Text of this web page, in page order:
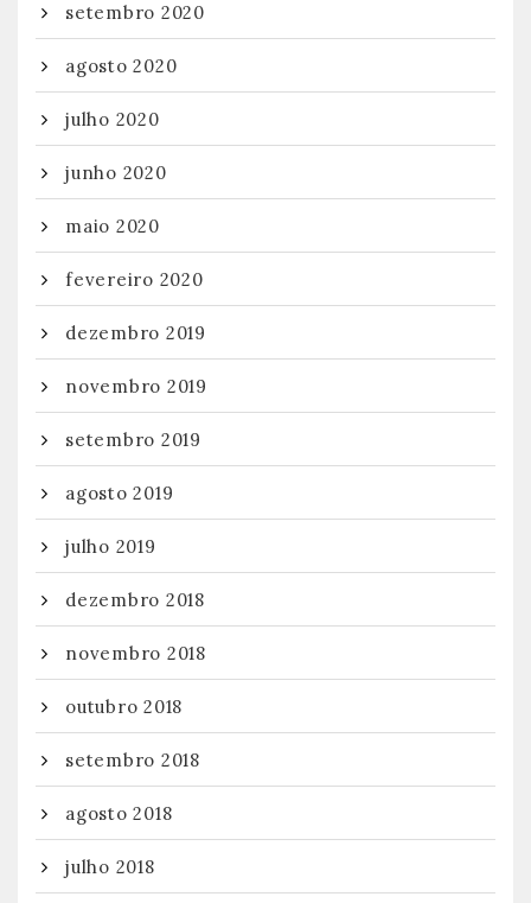
setembro 2020
agosto 2020
julho 2020
junho 2020
maio 2020
fevereiro 2020
dezembro 2019
novembro 2019
setembro 2019
agosto 2019
julho 2019
dezembro 2018
novembro 2018
outubro 2018
setembro 2018
agosto 2018
julho 2018